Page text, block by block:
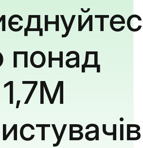
понад
1,7M